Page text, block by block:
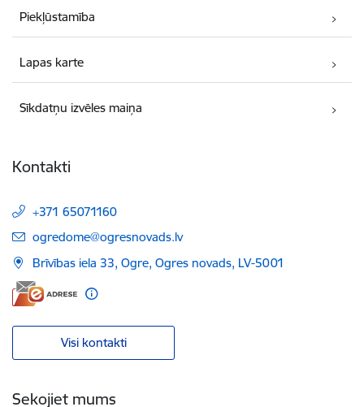
Piekļūstamība
Lapas karte
Sīkdatņu izvēles maiņa
Kontakti
+371 65071160
E-pasts:
ogredome@ogresnovads.lv
Brīvības iela 33, Ogre, Ogres novads, LV-5001
Visi kontakti
Sekojiet mums